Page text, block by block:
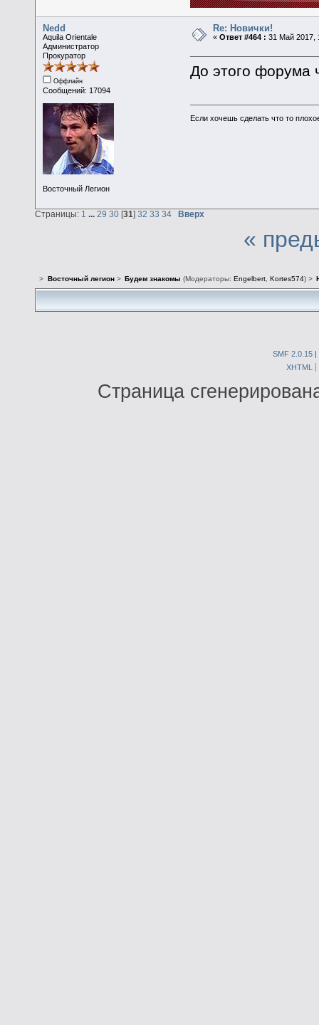
Nedd
Aquila Orientale
Администратор
Прокуратор
Оффлайн
Сообщений: 17094
Восточный Легион
Re: Новички!
«Ответ #464 : 31 Май 2017,
До этого форума
Если хочешь сделать что то
Страницы: 1 ... 29 30 [31] 32 33 34 Вверх
«
> Восточный легион> Будем знакомы (Модераторы: Engelbert, Kortes574) >
SMF 2.0.15 |
XHTML
Страница